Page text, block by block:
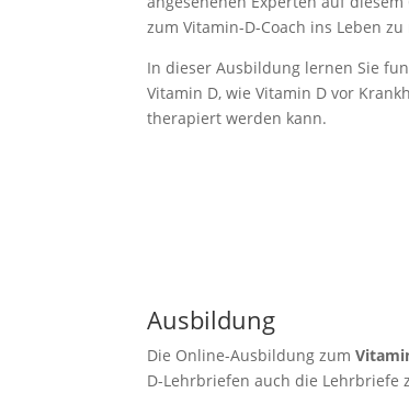
zum Vitamin-D-Coach ins Leben
In dieser Ausbildung lernen Sie
Vitamin D, wie Vitamin D vor
therapiert werden kann.
Ausbildung
Die Online-Ausbildung zum
D-Lehrbriefen auch die Lehrbriefe